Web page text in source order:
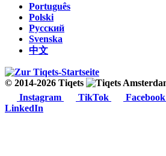
Português
Polski
Русский
Svenska
中文
© 2014-2026 Tiqets
Instagram
TikTok Facebook
LinkedIn